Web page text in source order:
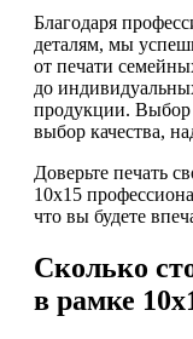
Благодаря
деталям, мы
от печати
до
продукции.
выбор качества,
Доверьте печать
10х15
что вы будете
Сколько
в рамке